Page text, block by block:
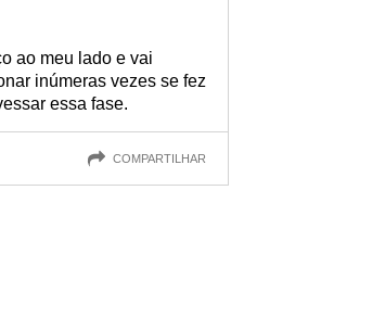
ao meu lado e vai
inúmeras vezes se fez
essa fase.
COMPARTILHAR